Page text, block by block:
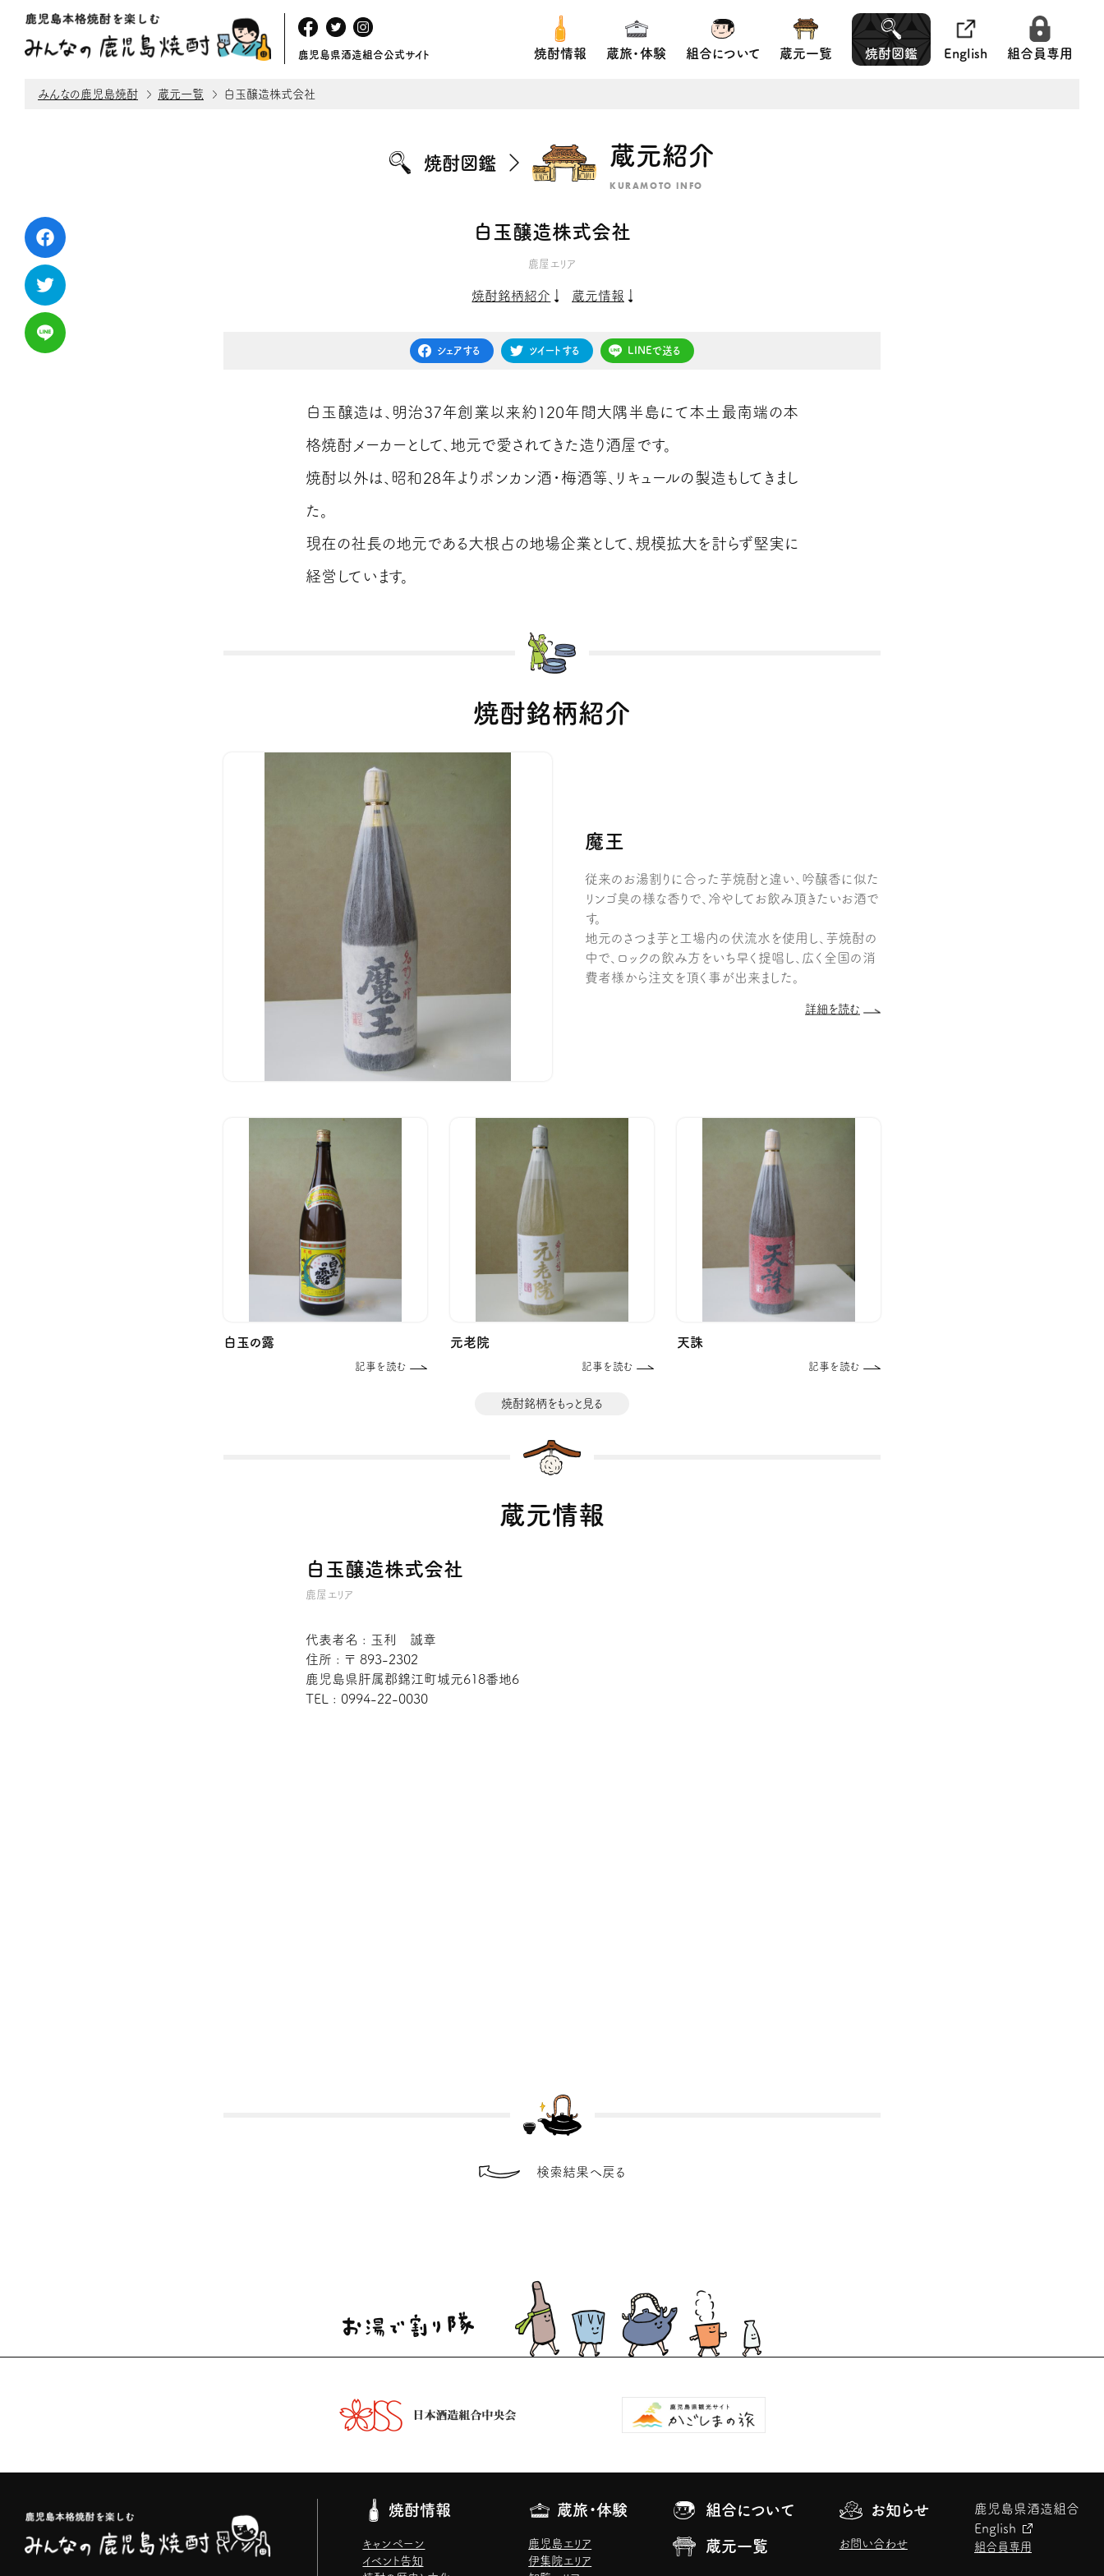
鹿児島県酒造組合公式サイト 焼酎情報 蔵旅・体験 組合について 蔵元一覧 焼酎図鑑 English 組合員専用
みんなの鹿児島焼酎 蔵元一覧 白玉醸造株式会社
焼酎図鑑 蔵元紹介
KURAMOTO INFO
白玉醸造株式会社
鹿屋エリア
焼酎銘柄紹介 蔵元情報
シェアする ツイートする LINEで送る
白玉醸造は、明治37年創業以来約120年間大隅半島にて本土最南端の本
格焼酎メーカーとして、地元で愛されてきた造り酒屋です。
焼酎以外は、昭和28年よりポンカン酒・梅酒等、リキュールの製造もしてきまし
た。
現在の社長の地元である大根占の地場企業として、規模拡大を計らず堅実に
経営しています。
焼酎銘柄紹介
魔王
従来のお湯割りに合った芋焼酎と違い、吟醸香に似た
リンゴ臭の様な香りで、冷やしてお飲み頂きたいお酒で
す。
地元のさつま芋と工場内の伏流水を使用し、芋焼酎の
中で、ロックの飲み方をいち早く提唱し、広く全国の消
費者様から注文を頂く事が出来ました。
詳細を読む
白玉の露
記事を読む
元老院
記事を読む
天誅
記事を読む
焼酎銘柄をもっと見る
蔵元情報
白玉醸造株式会社
鹿屋エリア
代表者名 : 玉利 誠章
住所 : 〒 893-2302
鹿児島県肝属郡錦江町城元618番地6
TEL : 0994-22-0030
検索結果へ戻る
焼酎情報
キャンペーン
イベント告知
蔵旅・体験
鹿児島エリア
伊集院エリア
組合について
蔵元一覧
お知らせ
お問い合わせ
鹿児島県酒造組合
English
組合員専用